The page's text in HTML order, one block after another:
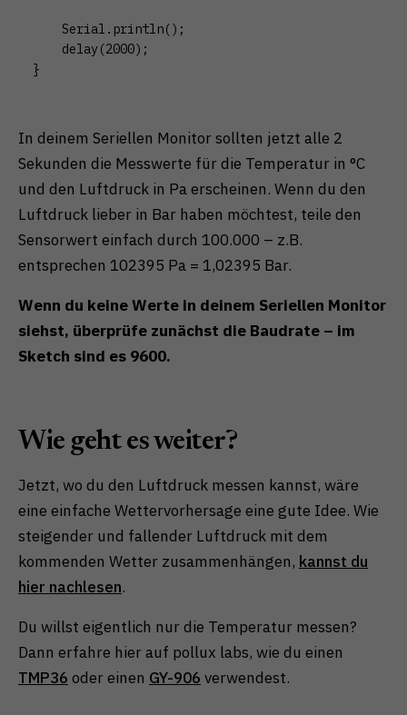
    Serial.println();
    delay(2000);
}
In deinem Seriellen Monitor sollten jetzt alle 2
Sekunden die Messwerte für die Temperatur in °C
und den Luftdruck in Pa erscheinen. Wenn du den
Luftdruck lieber in Bar haben möchtest, teile den
Sensorwert einfach durch 100.000 – z.B.
entsprechen 102395 Pa = 1,02395 Bar.
Wenn du keine Werte in deinem Seriellen Monitor
siehst, überprüfe zunächst die Baudrate – im
Sketch sind es 9600.
Wie geht es weiter?
Jetzt, wo du den Luftdruck messen kannst, wäre
eine einfache Wettervorhersage eine gute Idee. Wie
steigender und fallender Luftdruck mit dem
kommenden Wetter zusammenhängen, kannst du
hier nachlesen.
Du willst eigentlich nur die Temperatur messen?
Dann erfahre hier auf pollux labs, wie du einen
TMP36 oder einen GY-906 verwendest.